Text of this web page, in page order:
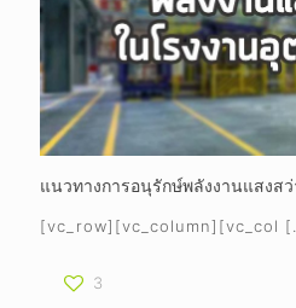
แนวทางการอนุรักษ์พลังงานแสงส
[vc_row][vc_column][vc_col
3